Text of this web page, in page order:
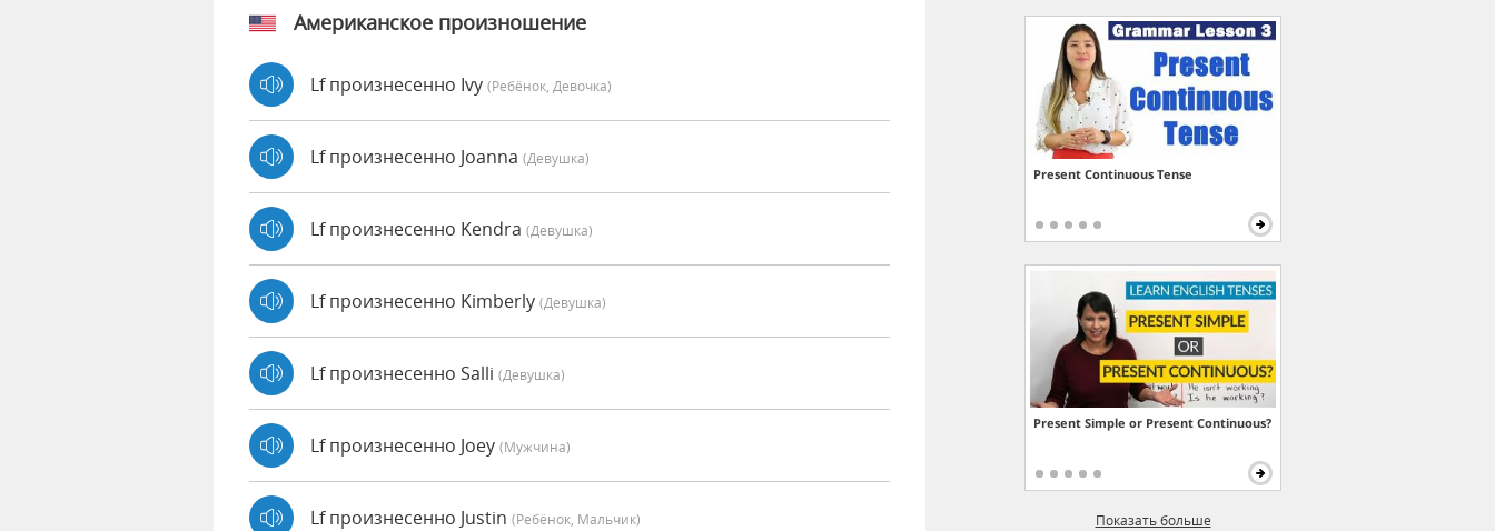
Американское произношение
Lf произнесенно Ivy (Ребёнок, Девочка)
Lf произнесенно Joanna (девушка)
Lf произнесенно Kendra (девушка)
Lf произнесенно Kimberly (девушка)
Lf произнесенно Salli (девушка)
Lf произнесенно Joey (мужчина)
Lf произнесенно Justin (Ребёнок, Мальчик)
Present Continuous Tense
Present Simple or Present Continuous?
Показать больше